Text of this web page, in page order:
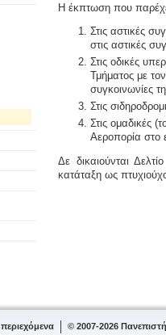
Η έκπτωση που
Στις αστικές
στις αστικές
Στις οδικές
Τμήματος με
συγκοινωνίες
Στις
Στις ομαδικές
Αεροπορία στο
Δε δικαιούνται
κατάταξη ως
περιεχόμενα © 2007-2026